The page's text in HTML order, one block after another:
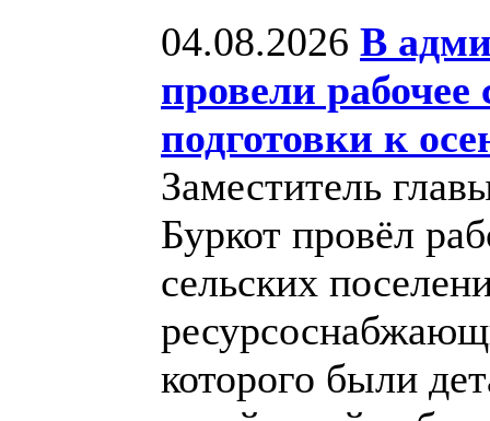
04.08.2026 В
провели
подготовки к
Заместитель
Буркот провёл
сельских
которого были